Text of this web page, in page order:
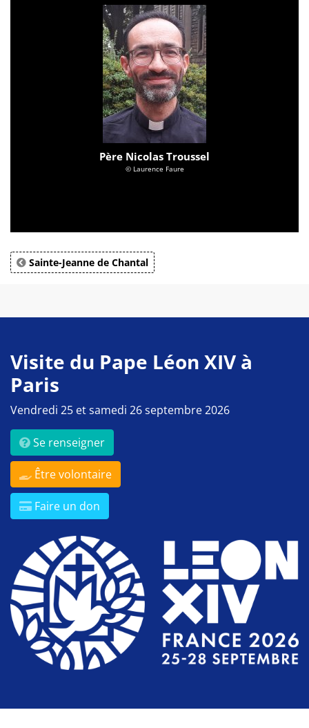
Père Nicolas Troussel
© Laurence Faure
Sainte-Jeanne de Chantal
Visite du Pape Léon XIV à
Paris
Vendredi 25 et samedi 26 septembre 2026
Se renseigner
Être volontaire
Faire un don